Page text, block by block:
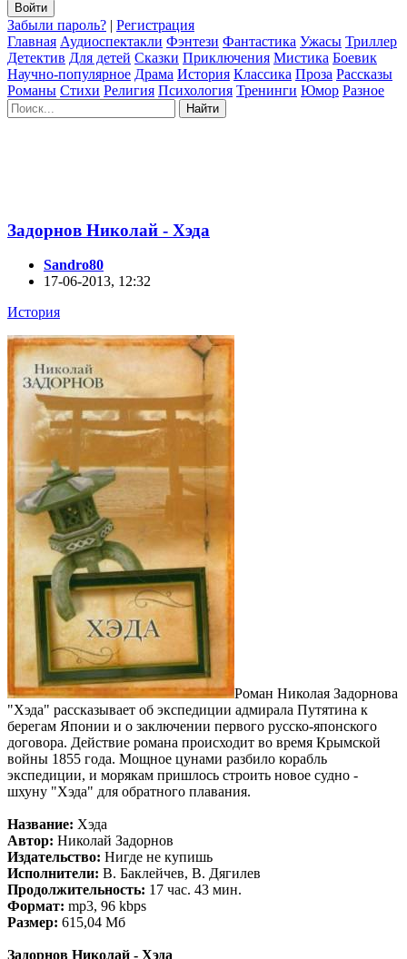
Войти
Забыли пароль? | Регистрация
Главная Аудиоспектакли Фэнтези Фантастика Ужасы Триллер
Детектив Для детей Сказки Приключения Мистика Боевик
Научно-популярное Драма История Классика Проза Рассказы
Романы Стихи Религия Психология Тренинги Юмор Разное
Найти
Задорнов Николай - Хэда
Sandro80
17-06-2013, 12:32
История
Роман Николая Задорнова
"Хэда" рассказывает об экспедиции адмирала Путятина к
берегам Японии и о заключении первого русско-японского
договора. Действие романа происходит во время Крымской
войны 1855 года. Мощное цунами разбило корабль
экспедиции, и морякам пришлось строить новое судно -
шхуну "Хэда" для обратного плавания.
Название: Хэда
Автор: Николай Задорнов
Издательство: Нигде не купишь
Исполнители: В. Баклейчев, В. Дягилев
Продолжительность: 17 час. 43 мин.
Формат: mp3, 96 kbps
Размер: 615,04 Мб
Задорнов Николай - Хэда